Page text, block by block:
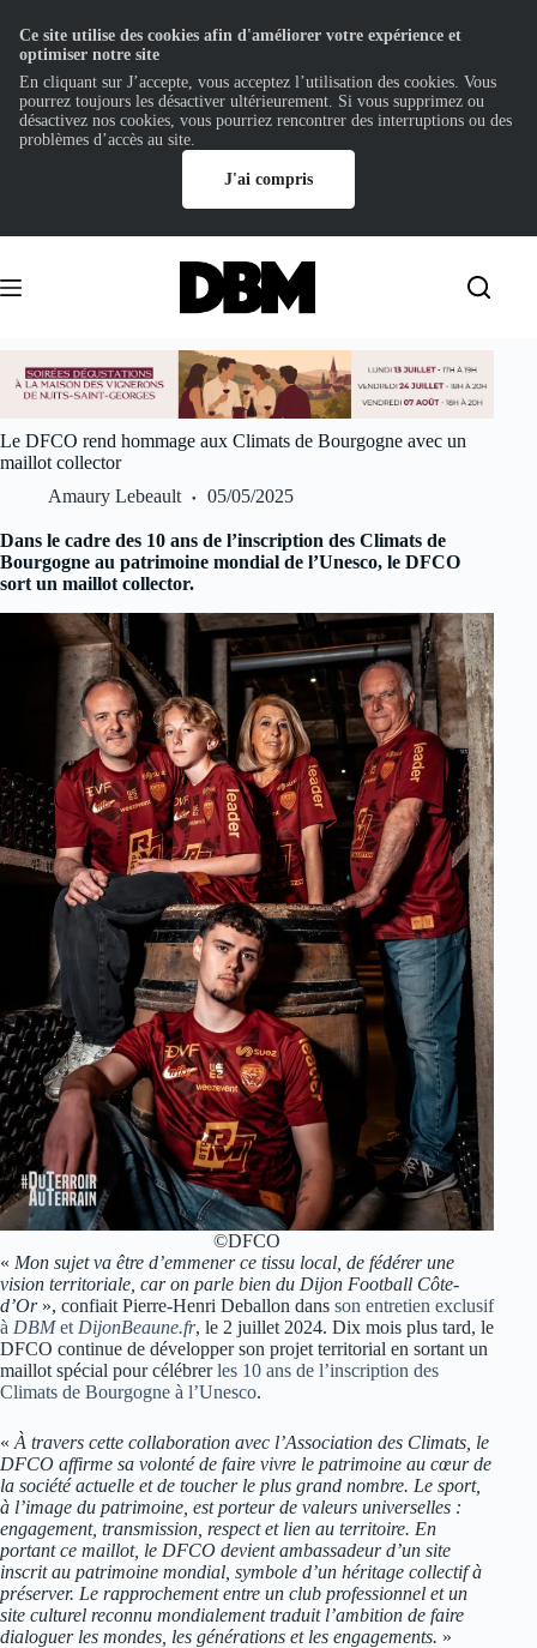
contenu
Le DFCO rend hommage aux Climats de Bourgogne avec un
maillot collector
Amaury Lebeault
05/05/2025
Dans le cadre des 10 ans de l’inscription des Climats de
Bourgogne au patrimoine mondial de l’Unesco, le DFCO
sort un maillot collector.
©DFCO
« Mon sujet va être d’emmener ce tissu local, de fédérer une
vision territoriale, car on parle bien du Dijon Football Côte-
d’Or», confiait Pierre-Henri Deballon dans son entretien exclusif
à DBMet DijonBeaune.fr, le 2 juillet 2024. Dix mois plus tard, le
DFCO continue de développer son projet territorial en sortant un
maillot spécial pour célébrerles 10 ans de l’inscription des
Climats de Bourgogne à l’Unesco.
« À travers cette collaboration avec l’Association des Climats, le
DFCO affirme sa volonté de faire vivre le patrimoine au cœur de
la société actuelle et de toucher le plus grand nombre. Le sport,
à l’image du patrimoine, est porteur de valeurs universelles :
engagement, transmission, respect et lien au territoire. En
portant ce maillot, le DFCO devient ambassadeur d’un site
inscrit au patrimoine mondial, symbole d’un héritage collectif à
préserver. Le rapprochement entre un club professionnel et un
site culturel reconnu mondialement traduit l’ambition de faire
dialoguer les mondes, les générations et les engagements. »
Ce site utilise des cookies afin d'améliorer votre expérience et
optimiser notre site
En cliquant sur J’accepte, vous acceptez l’utilisation des cookies. Vous
pourrez toujours les désactiver ultérieurement. Si vous supprimez ou
désactivez nos cookies, vous pourriez rencontrer des interruptions ou des
problèmes d’accès au site.
J'ai compris